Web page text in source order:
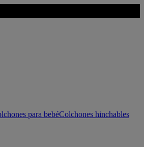
para bebéColchones hinchables